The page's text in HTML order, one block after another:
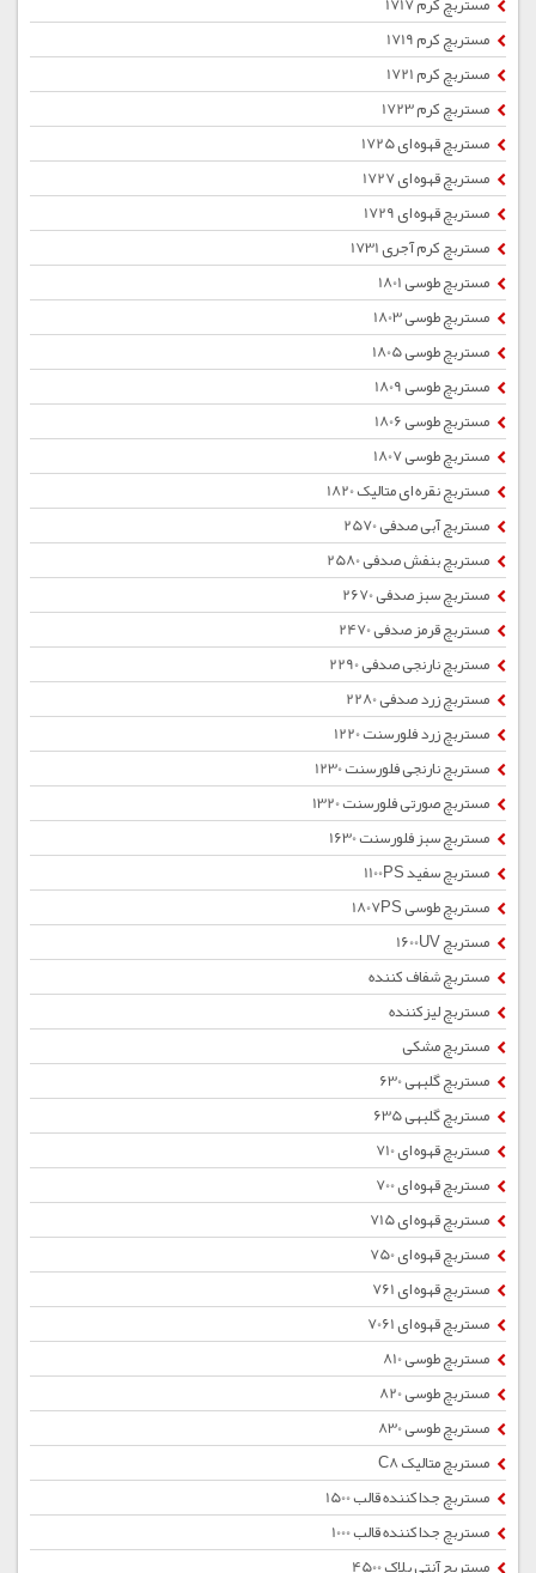
مستربچ کرم 1719
مستربچ کرم 1721
مستربچ کرم 1723
مستربچ قهوه ای 1725
مستربچ قهوه ای 1727
مستربچ قهوه ای 1729
مستربچ کرم آجری 1731
مستربچ طوسی 1801
مستربچ طوسی 1803
مستربچ طوسی 1805
مستربچ طوسی 1809
مستربچ طوسی 1806
مستربچ طوسی 1807
مستربچ نقره ای متالیک 1820
مستربچ آبی صدفی 2570
مستربچ بنفش صدفی 2580
مستربچ سبز صدفی 2670
مستربچ قرمز صدفی 2470
مستربچ نارنجی صدفی 2290
مستربچ زرد صدفی 2280
مستربچ زرد فلورسنت 1220
مستربچ نارنجی فلورسنت 1230
مستربچ صورتی فلورسنت 1320
مستربچ سبز فلورسنت 1630
مستربچ سفید 1100PS
مستربچ طوسی 1807PS
مستربچ 1600UV
مستربچ شفاف کننده
مستربچ لیزکننده
مستربچ مشکی
مستربچ گلبهی 630
مستربچ گلبهی 635
مستربچ قهوه ای 710
مستربچ قهوه ای 700
مستربچ قهوه ای 715
مستربچ قهوه ای 750
مستربچ قهوه ای 761
مستربچ قهوه ای 7061
مستربچ طوسی 810
مستربچ طوسی 820
مستربچ طوسی 830
مستربچ متالیک C8
مستربچ جداکننده قالب 1500
مستربچ جداکننده قالب 1000